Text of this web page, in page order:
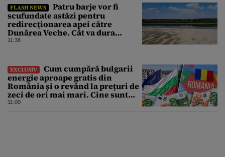
FLASH NEWS
Patru barje vor fi
scufundate astăzi pentru
redirecționarea apei către
Dunărea Veche. Cât va dura
operațiunea
11:38
EXCLUSIV
Cum cumpără bulgarii
energie aproape gratis din
România și o revând la prețuri de
zeci de ori mai mari. Cine sunt
noii „băieți deștepți” din energie
11:00